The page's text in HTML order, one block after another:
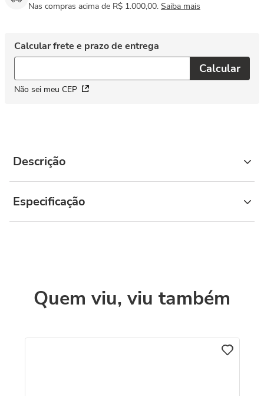
Nas compras acima de R$ 1.000,00. Saiba mais
Não sei meu CEP
Descrição
Especificação
Quem viu, viu também